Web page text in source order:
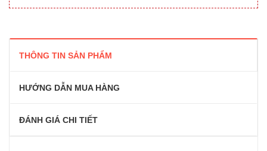
THÔNG TIN SẢN PHẨM
HƯỚNG DẪN MUA HÀNG
ĐÁNH GIÁ CHI TIẾT